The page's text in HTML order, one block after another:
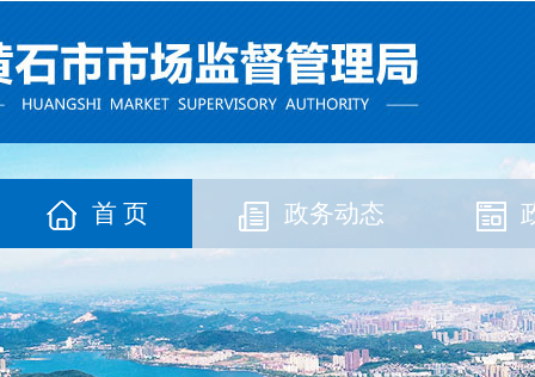
首 页 政务动态